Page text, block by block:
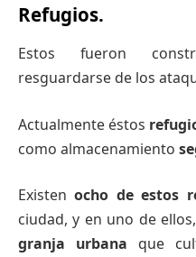
Refugios.
Estos fueron
resguardarse de los
Actualmente éstos
como almacenamiento
Existenocho de estos
ciudad, y en uno de
granja urbana que